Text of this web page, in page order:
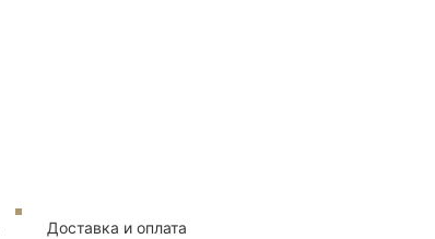
Доставка и оплата